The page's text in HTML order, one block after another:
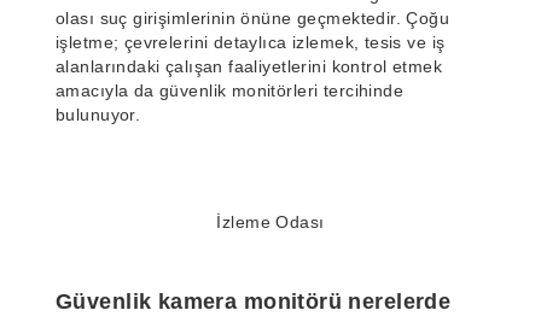
olası suç girişimlerinin önüne geçmektedir. Çoğu
işletme; çevrelerini detaylıca izlemek, tesis ve iş
alanlarındaki çalışan faaliyetlerini kontrol etmek
amacıyla da güvenlik monitörleri tercihinde
bulunuyor.
İzleme Odası
Güvenlik kamera monitörü nerelerde